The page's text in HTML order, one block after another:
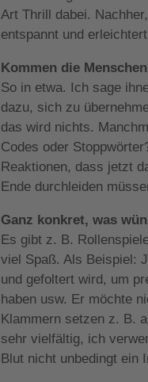
Art Thrill dabei.
entspannt und
Kommen die
So in etwa. Ich sage
dazu, sich zu
das wird nichts.
Codes oder
Reaktionen, dass jetzt
Ende durchleiden
Ganz konkret, was
Es gibt z. B.
viel Spaß. Als Beispiel:
und gefoltert wird, um
haben usw. Er möchte
Klammern setzen z. B.
sehr vielfältig, ich
Blut nicht unbedingt ein